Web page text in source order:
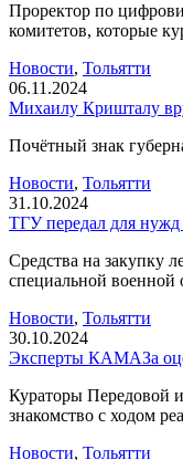
Проректор по
комитетов, которые
Новости, Тольятти
06.11.2024
Михаилу Кришталу
Почётный знак
Новости, Тольятти
31.10.2024
ТГУ передал для
Средства на закупку
специальной военной
Новости, Тольятти
30.10.2024
Эксперты КАМАЗа
Кураторы Передовой
знакомство с ходом
Новости, Тольятти